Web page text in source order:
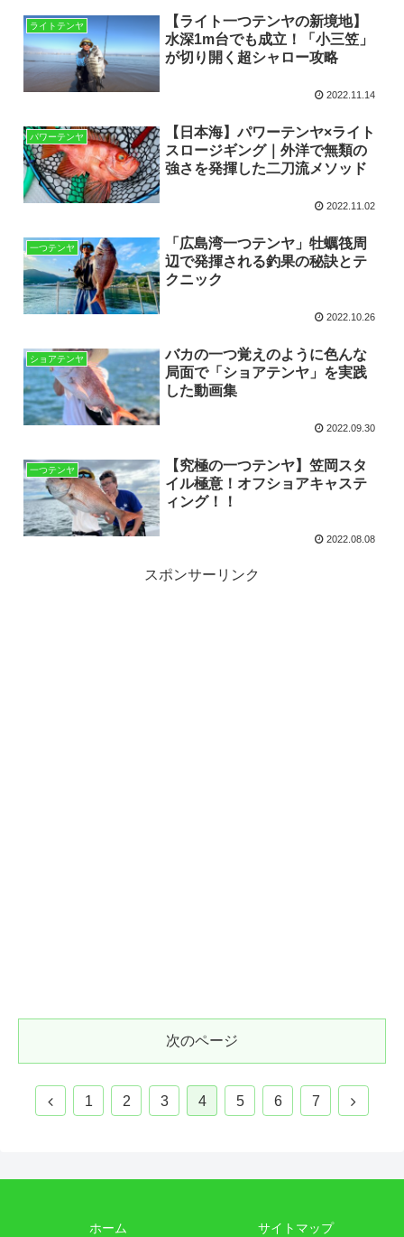
ライトテンヤ
【ライト一つテンヤの新境地】
水深1m台でも成立！「小三笠」
が切り開く超シャロー攻略
2022.11.14
パワーテンヤ
【日本海】パワーテンヤ×ライト
スロージギング｜外洋で無類の
強さを発揮した二刀流メソッド
2022.11.02
一つテンヤ
「広島湾一つテンヤ」牡蠣筏周
辺で発揮される釣果の秘訣とテ
クニック
2022.10.26
ショアテンヤ
バカの一つ覚えのように色んな
局面で「ショアテンヤ」を実践
した動画集
2022.09.30
一つテンヤ
【究極の一つテンヤ】笠岡スタ
イル極意！オフショアキャステ
ィング！！
2022.08.08
スポンサーリンク
次のページ
1 2 3 4 5 6 7
ホーム サイトマップ